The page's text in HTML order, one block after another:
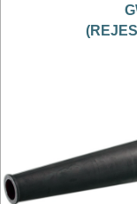
AKCESORIA
MASZYNKI
NARZĘDZIA
BRUKARSKIE